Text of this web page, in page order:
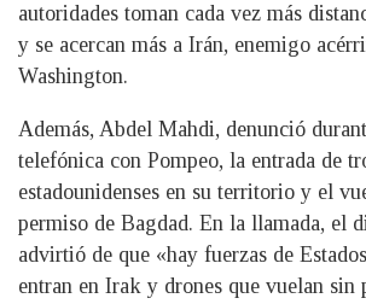
autoridades toman cada vez más
y se acercan más a Irán, enemigo
Washington.
Además, Abdel Mahdi, denunció
telefónica con Pompeo, la entrada de
estadounidenses en su territorio y el
permiso de Bagdad. En la llamada, el
advirtió de que «hay fuerzas de
entran en Irak y drones que vuelan sin